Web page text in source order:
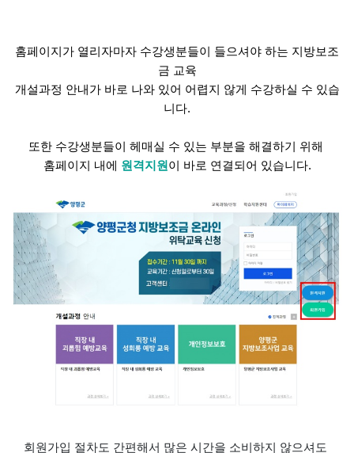
홈페이지가 열리자마자 수강생분들이 들으셔야 하는 지방보조
금 교육
개설과정 안내가 바로 나와 있어 어렵지 않게 수강하실 수 있습
니다.
또한 수강생분들이 헤매실 수 있는 부분을 해결하기 위해
홈페이지 내에 원격지원이 바로 연결되어 있습니다.
회원가입 절차도 간편해서 많은 시간을 소비하지 않으셔도